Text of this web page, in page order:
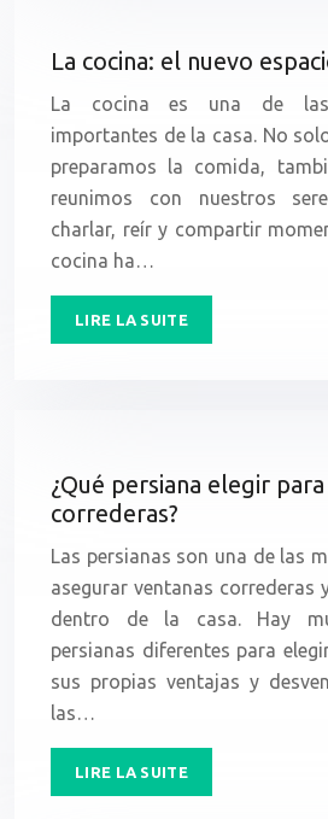
La cocina: el nuevo
La cocina es una de las
importantes de la casa. No
preparamos la comida,
reunimos con nuestros
charlar, reír y compartir
cocina ha…
LIRE LA SUITE
¿Qué persiana elegir
correderas?
Las persianas son una de las
asegurar ventanas correderas
dentro de la casa. Hay
persianas diferentes para
sus propias ventajas y
las…
LIRE LA SUITE